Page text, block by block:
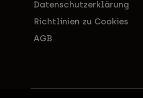
Datenschutzerklärung
Richtlinien zu Cookies
AGB